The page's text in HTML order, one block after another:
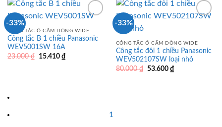
-33%
CÔNG TẮC Ổ CẮM DÒNG WIDE
Công tắc B 1 chiều Panasonic
WEV5001SW 16A
23.000₫
Giá
15.410 ₫Giá
hiện
-33%
CÔNG TẮC Ổ CẮM DÒNG WIDE
Công tắc đôi 1 chiều Panasonic
WEV502107SW loại nhỏ
80.000₫ Giá
53.600 ₫Giá
hiện
1